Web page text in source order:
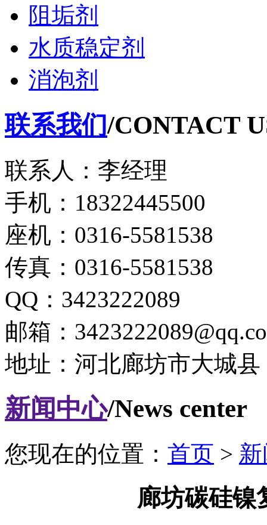
阻垢剂
水质稳定剂
消泡剂
联系我们/CONTACT
联系人：李经理
手机：18322445500
座机：0316-5581538
传真：0316-5581538
QQ：3423222089
邮箱：
地址：河北廊坊市大城县
新闻中心/News center
您现在的位置： 首页 >
廊坊碳硅镍